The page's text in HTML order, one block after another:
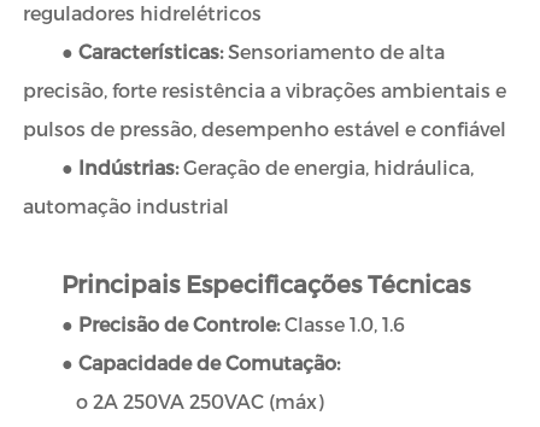
reguladores hidrelétricos
● Características:Sensoriamento de alta
precisão, forte resistência a vibrações ambientais e
pulsos de pressão, desempenho estável e confiável
● Indústrias:Geração de energia, hidráulica,
automação industrial
Principais Especificações Técnicas
● Precisão de Controle:Classe 1.0, 1.6
● Capacidade de Comutação:
o 2A 250VA 250VAC (máx)